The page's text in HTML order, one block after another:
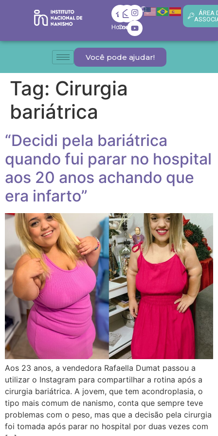
Home
Contato
ÁREA
Você pode ajudar!
Tag: Cirurgia
bariátrica
“Decidi pela bariátrica
quando fui parar no hospital
aos 20 anos achando que
era infarto”
Aos 23 anos, a vendedora Rafaella Dumat passou a
utilizar o Instagram para compartilhar a rotina após a
cirurgia bariátrica. A jovem, que tem acondroplasia, o
tipo mais comum de nanismo, conta que sempre teve
problemas com o peso, mas que a decisão pela cirurgia
foi tomada após parar no hospital por duas vezes com